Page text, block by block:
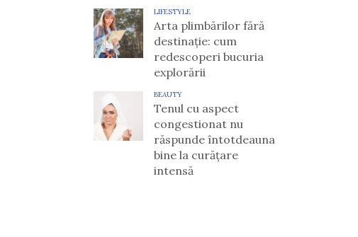
LIFESTYLE
Arta plimbărilor fără
destinație: cum
redescoperi bucuria
explorării
BEAUTY
Tenul cu aspect
congestionat nu
răspunde întotdeauna
bine la curățare
intensă